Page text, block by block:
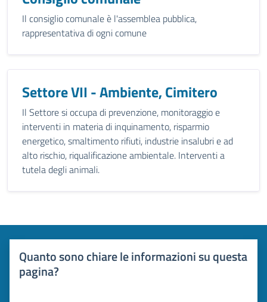
Il consiglio comunale è l'assemblea pubblica,
rappresentativa di ogni comune
Settore VII - Ambiente, Cimitero
Il Settore si occupa di prevenzione, monitoraggio e
interventi in materia di inquinamento, risparmio
energetico, smaltimento rifiuti, industrie insalubri e ad
alto rischio, riqualificazione ambientale. Interventi a
tutela degli animali.
Quanto sono chiare le informazioni su questa
pagina?